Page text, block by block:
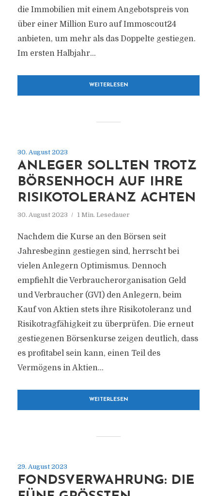
die Immobilien mit einem Angebotspreis von
über einer Million Euro auf Immoscout24
anbieten, um mehr als das Doppelte gestiegen.
Im ersten Halbjahr...
WEITERLESEN
30. August 2023
ANLEGER SOLLTEN TROTZ
BÖRSENHOCH AUF IHRE
RISIKOTOLERANZ ACHTEN
30. August 2023 1 Min. Lesedauer
Nachdem die Kurse an den Börsen seit
Jahresbeginn gestiegen sind, herrscht bei
vielen Anlegern Optimismus. Dennoch
empfiehlt die Verbraucherorganisation Geld
und Verbraucher (GVI) den Anlegern, beim
Kauf von Aktien stets ihre Risikotoleranz und
Risikotragfähigkeit zu überprüfen. Die erneut
gestiegenen Börsenkurse zeigen deutlich, dass
es profitabel sein kann, einen Teil des
Vermögens in Aktien...
WEITERLESEN
29. August 2023
FONDSVERWAHRUNG: DIE